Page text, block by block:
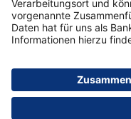
ETFs
Gehaltskonto
Anschlussfinanzierung
Vertrag widerrufen